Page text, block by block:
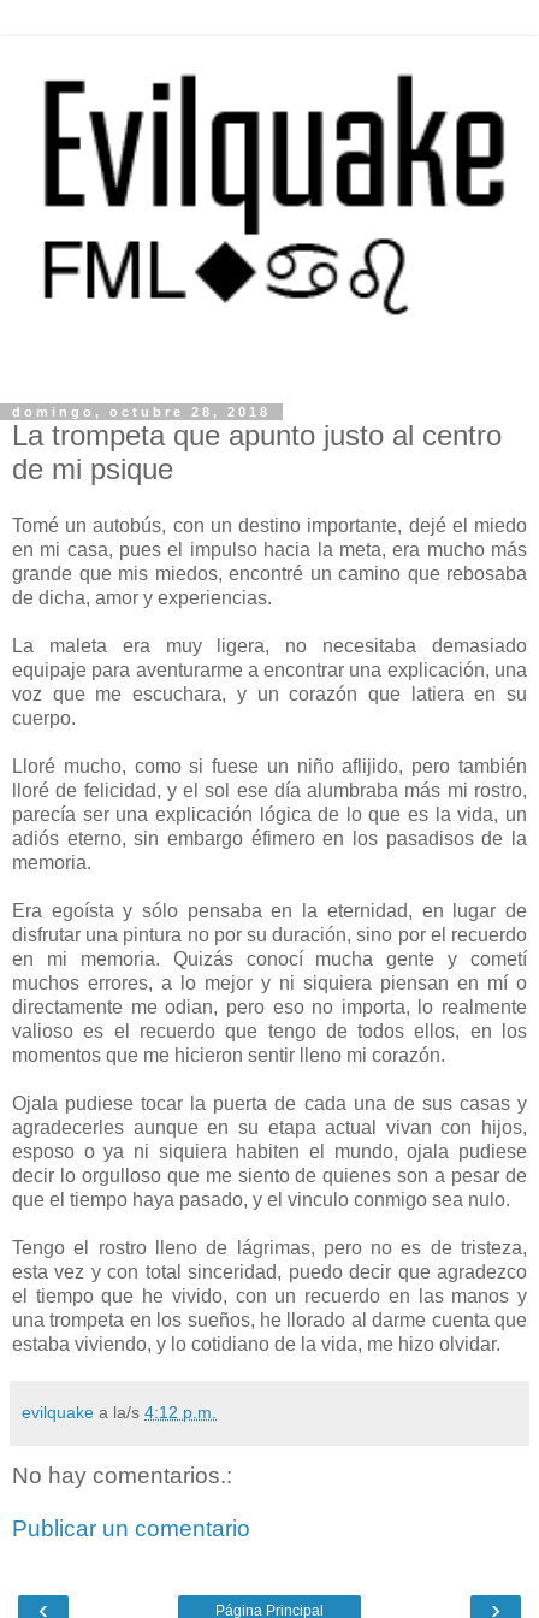
domingo, octubre 28, 2018
La trompeta que apunto justo al centro
de mi psique
Tomé un autobús, con un destino importante, dejé el miedo
en mi casa, pues el impulso hacia la meta, era mucho más
grande que mis miedos, encontré un camino que rebosaba
de dicha, amor y experiencias.
La maleta era muy ligera, no necesitaba demasiado
equipaje para aventurarme a encontrar una explicación, una
voz que me escuchara, y un corazón que latiera en su
cuerpo.
Lloré mucho, como si fuese un niño aflijido, pero también
lloré de felicidad, y el sol ese día alumbraba más mi rostro,
parecía ser una explicación lógica de lo que es la vida, un
adiós eterno, sin embargo éfimero en los pasadisos de la
memoria.
Era egoísta y sólo pensaba en la eternidad, en lugar de
disfrutar una pintura no por su duración, sino por el recuerdo
en mi memoria. Quizás conocí mucha gente y cometí
muchos errores, a lo mejor y ni siquiera piensan en mí o
directamente me odian, pero eso no importa, lo realmente
valioso es el recuerdo que tengo de todos ellos, en los
momentos que me hicieron sentir lleno mi corazón.
Ojala pudiese tocar la puerta de cada una de sus casas y
agradecerles aunque en su etapa actual vivan con hijos,
esposo o ya ni siquiera habiten el mundo, ojala pudiese
decir lo orgulloso que me siento de quienes son a pesar de
que el tiempo haya pasado, y el vinculo conmigo sea nulo.
Tengo el rostro lleno de lágrimas, pero no es de tristeza,
esta vez y con total sinceridad, puedo decir que agradezco
el tiempo que he vivido, con un recuerdo en las manos y
una trompeta en los sueños, he llorado al darme cuenta que
estaba viviendo, y lo cotidiano de la vida, me hizo olvidar.
evilquake a la/s 4:12 p.m.
No hay comentarios.:
Publicar un comentario
‹ ›
Página Principal